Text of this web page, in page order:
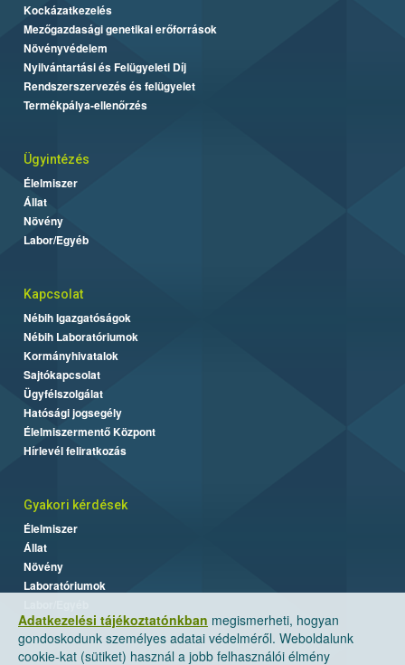
Adatkezelési tájékoztatónkban megismerheti, hogyan
gondoskodunk személyes adatai védelméről. Weboldalunk
cookie-kat (sütiket) használ a jobb felhasználói élmény
Kockázatkezelés
Mezőgazdasági genetikai erőforrások
Növényvédelem
Nyilvántartási és Felügyeleti Díj
Rendszerszervezés és felügyelet
Termékpálya-ellenőrzés
Ügyintézés
Élelmiszer
Állat
Növény
Labor/Egyéb
Kapcsolat
Nébih Igazgatóságok
Nébih Laboratóriumok
Kormányhivatalok
Sajtókapcsolat
Ügyfélszolgálat
Hatósági jogsegély
Élelmiszermentő Központ
Hírlevél feliratkozás
Gyakori kérdések
Élelmiszer
Állat
Növény
Laboratóriumok